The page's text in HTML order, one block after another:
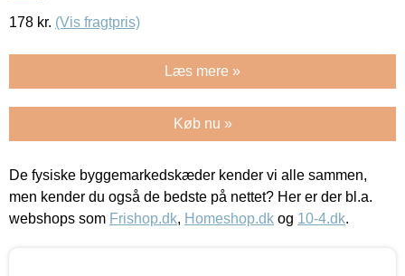
178 kr. (Vis fragtpris)
Læs mere »
Køb nu »
De fysiske byggemarkedskæder kender vi alle sammen,
men kender du også de bedste på nettet? Her er der bl.a.
webshops som Frishop.dk, Homeshop.dk og 10-4.dk.